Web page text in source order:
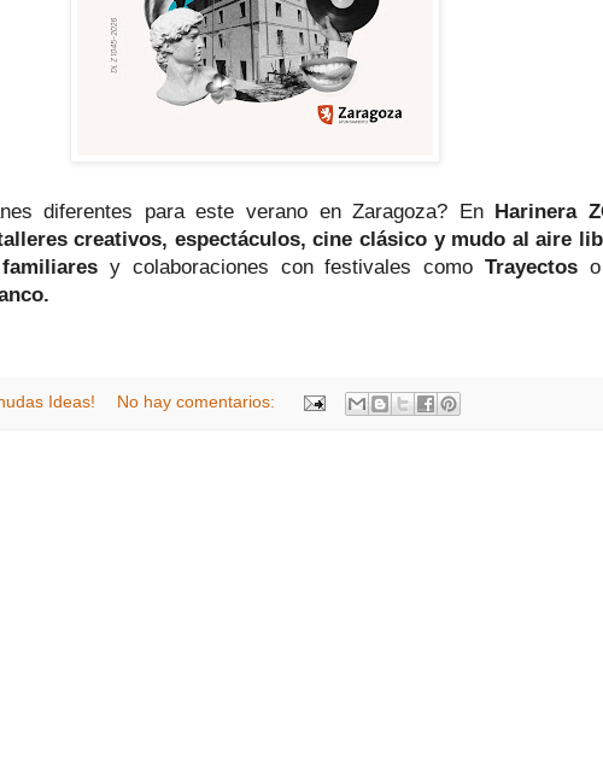
diferentes para este verano en Zaragoza? En Harinera
creativos, espectáculos, cine clásico y mudo al aire
y colaboraciones con festivales comoTrayectos
Ideas! No hay comentarios: